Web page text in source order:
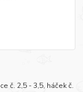
č. 2,5 - 3,5, háček č.